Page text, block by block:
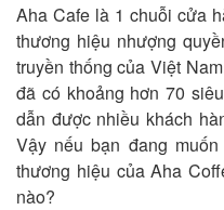
Aha Cafe là 1 chuỗi cửa
thương hiệu nhượng
truyền thống của Việt
đã có khoảng hơn 70
dẫn được nhiều khách
Vậy nếu bạn đang
thương hiệu của Aha
nào?